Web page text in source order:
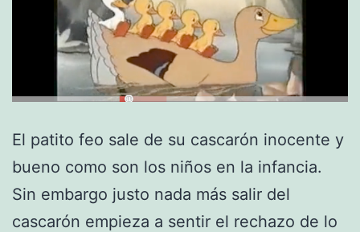
El patito feo sale de su cascarón inocente y
bueno como son los niños en la infancia.
Sin embargo justo nada más salir del
cascarón empieza a sentir el rechazo de lo